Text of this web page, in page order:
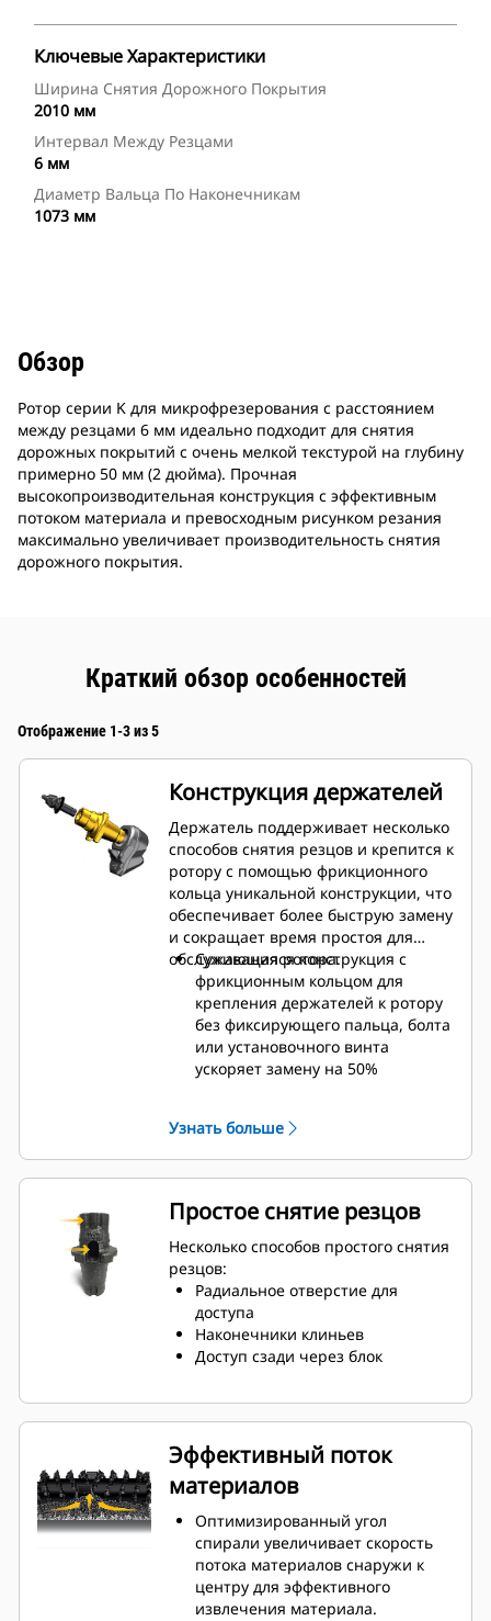
Ключевые Характеристики
Ширина Снятия Дорожного Покрытия
2010 мм
Интервал Между Резцами
6 мм
Диаметр Вальца По Наконечникам
1073 мм
Обзор
Ротор серии K для микрофрезерования с расстоянием
между резцами 6 мм идеально подходит для снятия
дорожных покрытий с очень мелкой текстурой на глубину
примерно 50 мм (2 дюйма). Прочная
высокопроизводительная конструкция с эффективным
потоком материала и превосходным рисунком резания
максимально увеличивает производительность снятия
дорожного покрытия.
Краткий обзор особенностей
Отображение 1-3 из 5
Конструкция держателей
Держатель поддерживает несколько
способов снятия резцов и крепится к
ротору с помощью фрикционного
кольца уникальной конструкции, что
обеспечивает более быструю замену
и сокращает время простоя для
обслуживания ротора.
Сужающаяся конструкция с
фрикционным кольцом для
крепления держателей к ротору
без фиксирующего пальца, болта
или установочного винта
ускоряет замену на 50%
деталях или затяжке.
Износное кольцо 20 мм на 66%
длиннее, чем у держателей
Конструкция держателя,
препятствующая вращению,
обеспечивает правильное
положение для предотвращения
износа блоков и держателей.
Вода может проникать через
радиальное отверстие
вращению зуба для
равномерного износа резца.
Доступны держатели для резцов
с размерами хвостовика 20, 22 и
25 мм для различных рабочих
Узнать больше
Простое снятие резцов
Несколько способов простого снятия
резцов:
Радиальное отверстие для
доступа
Наконечники клиньев
Доступ сзади через блок
Эффективный поток
материалов
Оптимизированный угол
спирали увеличивает скорость
потока материалов снаружи к
центру для эффективного
извлечения материала.